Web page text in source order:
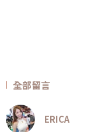
全部留言
ERICA